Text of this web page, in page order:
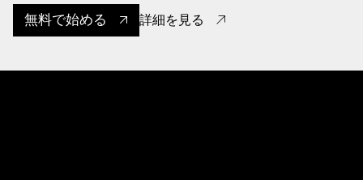
無料で始める 詳細を見る